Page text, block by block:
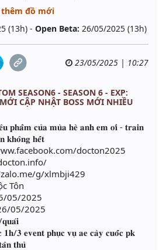
thêm đồ mới
(13h) - Open Beta: 26/05/2025 (13h)
23/05/2025 | 10:27
SEASON6 - SEASON 6 - EXP:
CẬP NHẬT BOSS MỚI NHIỀU
𝐩𝐡𝐚̂̉𝐦 𝐜𝐮̉𝐚 𝐦𝐮̀𝐚 𝐡𝐞̀ 𝐚𝐧𝐡 𝐞𝐦 𝐨̛𝐢 - 𝐭𝐫𝐚𝐢𝐧
𝐤𝐡𝐨̂𝐧𝐠 𝐡𝐞̂́𝐭
docton2025
g/xlmbji429
Tôn
05/2025
05/2025
𝟏𝐡/𝟑 𝐞𝐯𝐞𝐧𝐭 𝐩𝐡𝐮̣𝐜 𝐯𝐮̣ 𝐚𝐞 𝐜𝐚̀𝐲 𝐜𝐮𝐨̂́𝐜 𝐩𝐤
𝐭𝐡𝐮̉